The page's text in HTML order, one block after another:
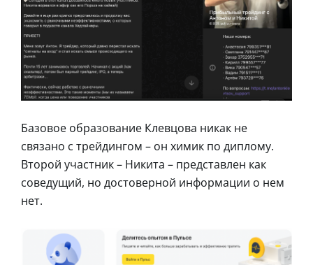
Базовое образование Клевцова никак не
связано с трейдингом – он химик по диплому.
Второй участник – Никита – представлен как
соведущий, но достоверной информации о нем
нет.